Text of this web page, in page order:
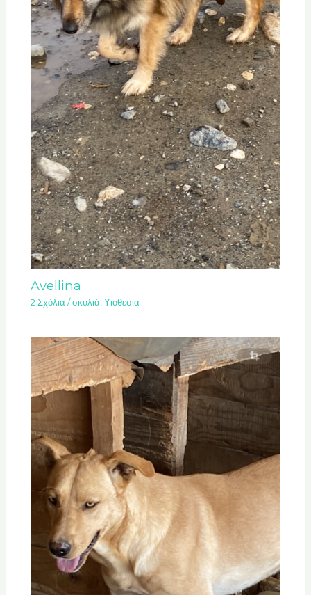
Avellina
2 Σχόλια /σκυλιά,Υιοθεσία